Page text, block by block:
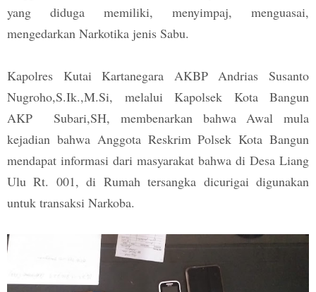
yang diduga memiliki, menyimpaj, menguasai,
mengedarkan Narkotika jenis Sabu.
Kapolres Kutai Kartanegara AKBP Andrias Susanto
Nugroho,S.Ik.,M.Si, melalui Kapolsek Kota Bangun
AKP Subari,SH, membenarkan bahwa Awal mula
kejadian bahwa Anggota Reskrim Polsek Kota Bangun
mendapat informasi dari masyarakat bahwa di Desa Liang
Ulu Rt. 001, di Rumah tersangka dicurigai digunakan
untuk transaksi Narkoba.